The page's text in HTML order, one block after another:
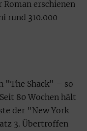
erschienen
rund 310.000
"The Shack" – so
80 Wochen hält
der "New York
3. Übertroffen